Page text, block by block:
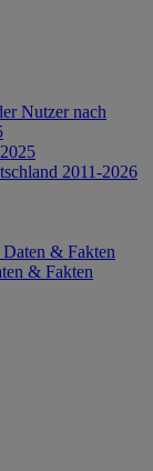
Nutzer nach
2011-2026
& Fakten
& Fakten